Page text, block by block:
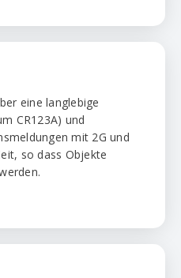
eine langlebige
CR123A) und
mit 2G und
so dass Objekte